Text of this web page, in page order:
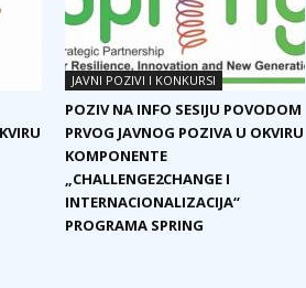
JAVNI POZIVI I KONKURSI
POZIV NA INFO SESIJU POVODOM
PRVOG JAVNOG POZIVA U OKVIRU
KOMPONENTE
„CHALLENGE2CHANGE I
INTERNACIONALIZACIJA“
PROGRAMA SPRING